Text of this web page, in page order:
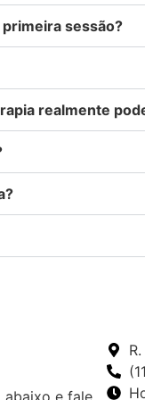
sessão?
realmente
abaixo e fale